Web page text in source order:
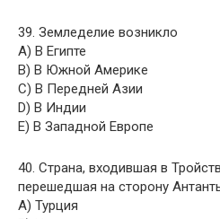
39. Земледелие возникло
A) В Египте
B) В Южной Америке
C) В Передней Азии
D) В Индии
E) В Западной Европе
40. Страна, входившая в
перешедшая на сторону
A) Турция